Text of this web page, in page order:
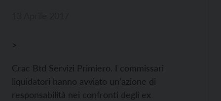
>
Crac Btd Servizi Primiero. I commissari
liquidatori hanno avviato un’azione di
responsabilità nei confronti degli ex